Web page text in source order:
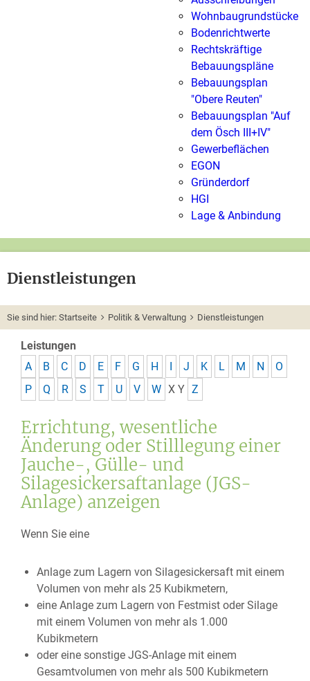
Wohnbaugrundstücke
Bodenrichtwerte
Rechtskräftige
Bebauungspläne
Bebauungsplan
"Obere Reuten"
Bebauungsplan "Auf
dem Ösch III+IV"
Gewerbeflächen
EGON
Gründerdorf
HGI
Lage & Anbindung
Dienstleistungen
Sie sind hier: Startseite Politik & Verwaltung Dienstleistungen
Leistungen
A
B C D E F G H I J K L M N
O
P
Q R S T U V W X Y Z
Errichtung, wesentliche
Änderung oder Stilllegung einer
Jauche-, Gülle- und
Silagesickersaftanlage (JGS-
Anlage) anzeigen
Wenn Sie eine
Anlage zum Lagern von Silagesickersaft mit einem
Volumen von mehr als 25 Kubikmetern,
eine Anlage zum Lagern von Festmist oder Silage
mit einem Volumen von mehr als 1.000
Kubikmetern
oder eine sonstige JGS-Anlage mit einem
Gesamtvolumen von mehr als 500 Kubikmetern